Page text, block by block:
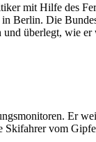
mit Hilfe des
Berlin. Die
überlegt, wie
Er
Skifahrer vom